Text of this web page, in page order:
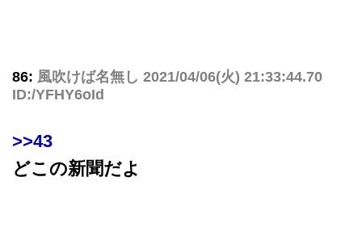
86: 風吹けば名無し 2021/04/06(火) 21:33:44.70
ID:/YFHY6oId
>>43
どこの新聞だよ